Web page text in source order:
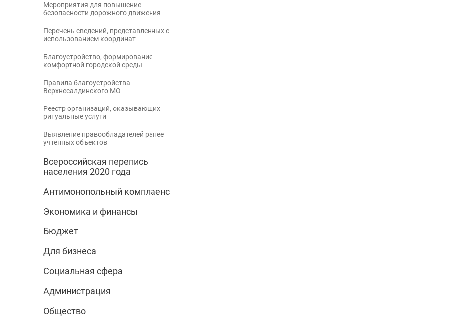
Мероприятия для повышение
безопасности дорожного движения
Перечень сведений, представленных с
использованием координат
Благоустройство, формирование
комфортной городской среды
Правила благоустройства
Верхнесалдинского МО
Реестр организаций, оказывающих
ритуальные услуги
Выявление правообладателей ранее
учтенных объектов
Всероссийская перепись
населения 2020 года
Антимонопольный комплаенс
Экономика и финансы
Бюджет
Для бизнеса
Социальная сфера
Администрация
Общество